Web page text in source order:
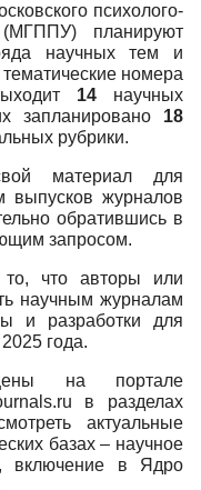
психолого-
(МГППУ) планируют
научных тем и
номера
14 научных
запланировано 18
рубрики.
материал для
выпусков журналов
обратившись в
запросом.
что авторы или
научным журналам
и разработки для
года.
на портале
в разделах
актуальные
базах – научное
включение в Ядро